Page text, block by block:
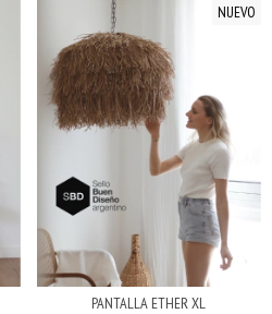
NUEVO
PANTALLA ETHER XL